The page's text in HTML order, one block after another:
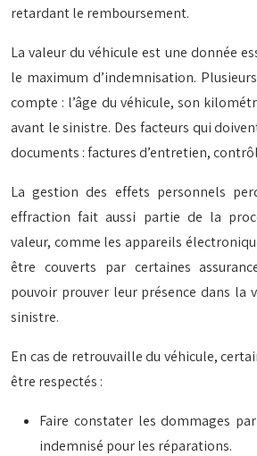
retardant le remboursement.
La valeur du véhicule est une donnée
le maximum d’indemnisation.
compte : l’âge du véhicule, son
avant le sinistre. Des facteurs qui
documents : factures d’entretien,
La gestion des effets personnels
effraction fait aussi partie de la
valeur, comme les appareils
être couverts par certaines
pouvoir prouver leur présence dans la
sinistre.
En cas de retrouvaille du véhicule,
être respectés :
Faire constater les dommages
indemnisé pour les réparations.